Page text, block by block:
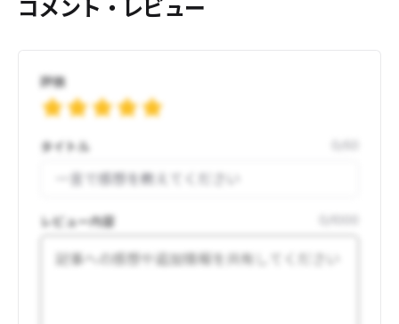
コメント・レビュー
評価
タイトル
レビュー内容